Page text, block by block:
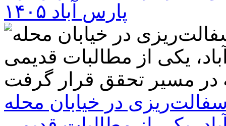
پارس آباد ۱۴۰۵
در خیابان محله